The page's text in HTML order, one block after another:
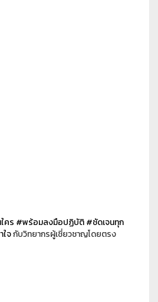
คร #พร้อมลงมือปฏิบัติ#ชัดเจนทุก
จกับวิทยากรผู้เชี่ยวชาญโดยตรง